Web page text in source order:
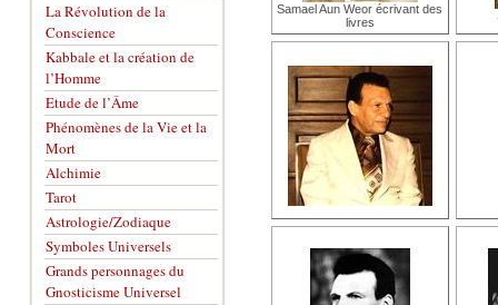
Samael Aun Weor écrivant des
livres
La Révolution de la
Conscience
Kabbale et la création de
l’Homme
Etude de l’Âme
Phénomènes de la Vie et la
Mort
Alchimie
Tarot
Astrologie/Zodiaque
Symboles Universels
Grands personnages du
Gnosticisme Universel